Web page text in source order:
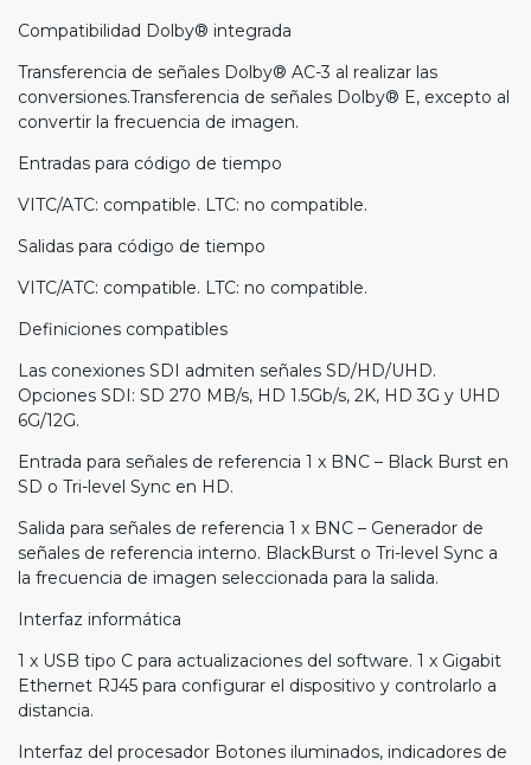
Compatibilidad Dolby® integrada
Transferencia de señales Dolby® AC-3 al realizar las
conversiones.Transferencia de señales Dolby® E, excepto al
convertir la frecuencia de imagen.
Entradas para código de tiempo
VITC/ATC: compatible. LTC: no compatible.
Salidas para código de tiempo
VITC/ATC: compatible. LTC: no compatible.
Definiciones compatibles
Las conexiones SDI admiten señales SD/HD/UHD.
Opciones SDI: SD 270 MB/s, HD 1.5Gb/s, 2K, HD 3G y UHD
6G/12G.
Entrada para señales de referencia 1 x BNC – Black Burst en
SD o Tri-level Sync en HD.
Salida para señales de referencia 1 x BNC – Generador de
señales de referencia interno. BlackBurst o Tri-level Sync a
la frecuencia de imagen seleccionada para la salida.
Interfaz informática
1 x USB tipo C para actualizaciones del software. 1 x Gigabit
Ethernet RJ45 para configurar el dispositivo y controlarlo a
distancia.
Interfaz del procesador Botones iluminados, indicadores de